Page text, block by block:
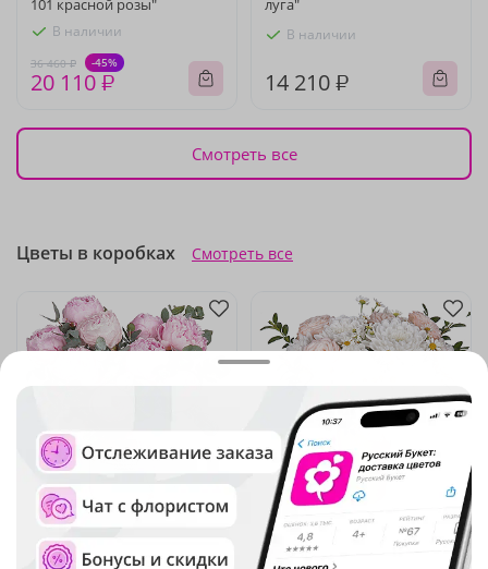
101 красной розы"
В наличии
36 460 ₽ -45%
20 110 ₽
луга"
В наличии
14 210 ₽
Смотреть все
Цветы в коробках Смотреть все
4.9 (259) 5(293)